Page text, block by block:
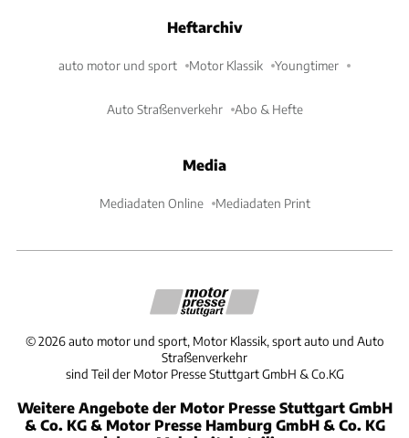
Heftarchiv
auto motor und sport Motor Klassik Youngtimer
Auto Straßenverkehr Abo & Hefte
Media
Mediadaten Online Mediadaten Print
©2026 auto motor und sport, Motor Klassik, sport auto und Auto
Straßenverkehr
sind Teil der Motor Presse Stuttgart GmbH & Co.KG
Weitere Angebote der Motor Presse Stuttgart GmbH
& Co. KG & Motor Presse Hamburg GmbH & Co. KG